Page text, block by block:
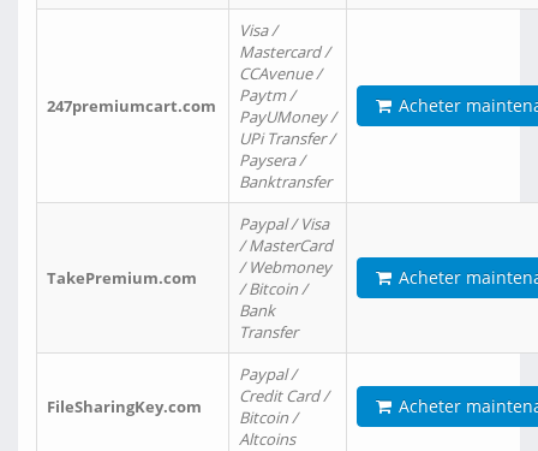
247premiumcart.com
Visa /
Mastercard /
CCAvenue /
Paytm /
PayUMoney /
UPi Transfer /
Paysera /
Banktransfer
Acheter
TakePremium.com
Paypal / Visa
/ MasterCard
/ Webmoney
/ Bitcoin /
Bank
Transfer
Acheter
FileSharingKey.com
Paypal /
Credit Card /
Bitcoin /
Altcoins
Acheter